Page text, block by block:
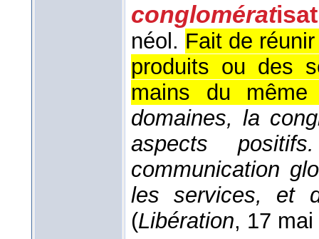
conglomérat
néol. Fait de
produits ou des
mains du même
domaines, la
aspects
communication
les services, et
(Libération, 17